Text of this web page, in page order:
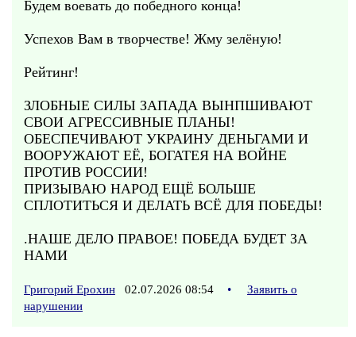
Будем воевать до победного конца!
Успехов Вам в творчестве! Жму зелёную!
Рейтинг!
ЗЛОБНЫЕ СИЛЫ ЗАПАДА ВЫНПШИВАЮТ
СВОИ АГРЕССИВНЫЕ ПЛАНЫ!
ОБЕСПЕЧИВАЮТ УКРАИНУ ДЕНЬГАМИ И
ВООРУЖАЮТ ЕЁ, БОГАТЕЯ НА ВОЙНЕ
ПРОТИВ РОССИИ!
ПРИЗЫВАЮ НАРОД ЕЩЁ БОЛЬШЕ
СПЛОТИТЬСЯ И ДЕЛАТЬ ВСЁ ДЛЯ ПОБЕДЫ!
.НАШЕ ДЕЛО ПРАВОЕ! ПОБЕДА БУДЕТ ЗА
НАМИ
Григорий Ерохин 02.07.2026 08:54 •
Заявить о
нарушении